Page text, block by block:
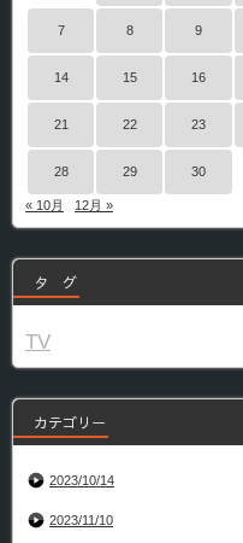
7 8 9
14 15 16
21 22 23
28 29 30
« 10月 12月 »
タ グ
TV
カテゴリー
2023/10/14
2023/11/10